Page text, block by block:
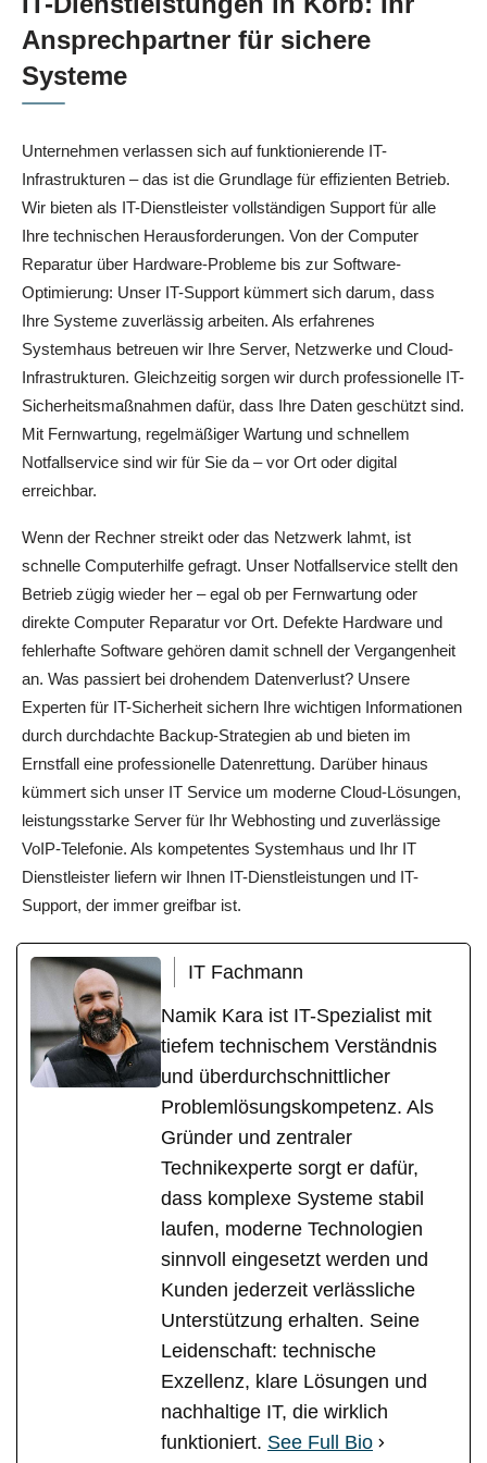
Ansprechpartner für sichere
Systeme
Unternehmen verlassen sich auf funktionierende IT-
Infrastrukturen – das ist die Grundlage für effizienten Betrieb.
Wir bieten als IT-Dienstleister vollständigen Support für alle
Ihre technischen Herausforderungen. Von der Computer
Reparatur über Hardware-Probleme bis zur Software-
Optimierung: Unser IT-Support kümmert sich darum, dass
Ihre Systeme zuverlässig arbeiten. Als erfahrenes
Systemhaus betreuen wir Ihre Server, Netzwerke und Cloud-
Infrastrukturen. Gleichzeitig sorgen wir durch professionelle IT-
Sicherheitsmaßnahmen dafür, dass Ihre Daten geschützt sind.
Mit Fernwartung, regelmäßiger Wartung und schnellem
Notfallservice sind wir für Sie da – vor Ort oder digital
erreichbar.
Wenn der Rechner streikt oder das Netzwerk lahmt, ist
schnelle Computerhilfe gefragt. Unser Notfallservice stellt den
Betrieb zügig wieder her – egal ob per Fernwartung oder
direkte Computer Reparatur vor Ort. Defekte Hardware und
fehlerhafte Software gehören damit schnell der Vergangenheit
an. Was passiert bei drohendem Datenverlust? Unsere
Experten für IT-Sicherheit sichern Ihre wichtigen Informationen
durch durchdachte Backup-Strategien ab und bieten im
Ernstfall eine professionelle Datenrettung. Darüber hinaus
kümmert sich unser IT Service um moderne Cloud-Lösungen,
leistungsstarke Server für Ihr Webhosting und zuverlässige
VoIP-Telefonie. Als kompetentes Systemhaus und Ihr IT
Dienstleister liefern wir Ihnen IT-Dienstleistungen und IT-
Support, der immer greifbar ist.
IT Fachmann
Namik Kara ist IT-Spezialist mit
tiefem technischem Verständnis
und überdurchschnittlicher
Problemlösungskompetenz. Als
Gründer und zentraler
Technikexperte sorgt er dafür,
dass komplexe Systeme stabil
laufen, moderne Technologien
sinnvoll eingesetzt werden und
Kunden jederzeit verlässliche
Unterstützung erhalten. Seine
Leidenschaft: technische
Exzellenz, klare Lösungen und
nachhaltige IT, die wirklich
funktioniert. See Full Bio